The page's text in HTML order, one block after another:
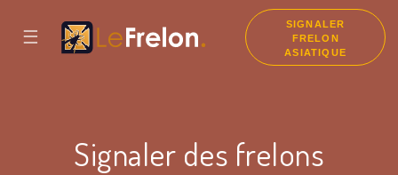
☰
SIGNALER
FRELON
ASIATIQUE
Signaler des frelons